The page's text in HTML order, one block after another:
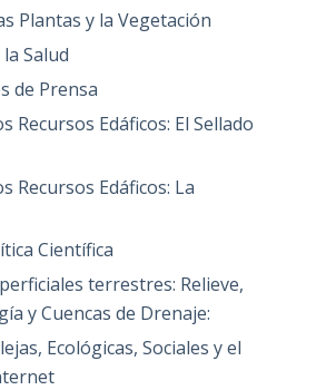
Plantas y la Vegetación
Salud
de Prensa
Recursos Edáficos: El Sellado
Recursos Edáficos: La
Científica
terrestres: Relieve,
y Cuencas de Drenaje:
Ecológicas, Sociales y el